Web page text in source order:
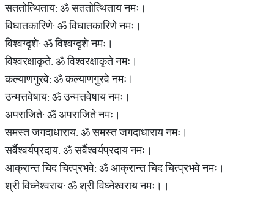
सततोत्थिताय: ॐ सततोत्थिताय नमः।
विघातकारिणे: ॐ विघातकारिणे नमः।
विश्वग्दृशे: ॐ विश्वग्दृशे नमः।
विश्वरक्षाकृते: ॐ विश्वरक्षाकृते नमः।
कल्याणगुरवे: ॐ कल्याणगुरवे नमः।
उन्मत्तवेषाय: ॐ उन्मत्तवेषाय नमः।
अपराजिते: ॐ अपराजिते नमः।
समस्त जगदाधाराय: ॐ समस्त जगदाधाराय नमः।
सर्वैश्वर्यप्रदाय: ॐ सर्वैश्वर्यप्रदाय नमः।
आक्रान्त चिद चित्प्रभवे: ॐ आक्रान्त चिद चित्प्रभवे नमः।
श्री विघ्नेश्वराय: ॐ श्री विघ्नेश्वराय नमः।।